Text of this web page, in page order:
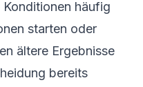
häufig
starten oder
ältere Ergebnisse
bereits